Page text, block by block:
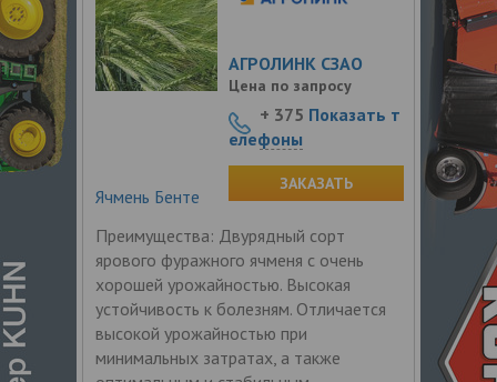
Ячмень Бенте
Преимущества: Двурядный сорт
ярового фуражного ячменя с очень
хорошей урожайностью. Высокая
устойчивость к болезням. Отличается
высокой урожайностью при
минимальных затратах, а также
АГРОЛИНК СЗАО
Цена по запросу
+ 375 Показать т
елефоны
ЗАКАЗАТЬ